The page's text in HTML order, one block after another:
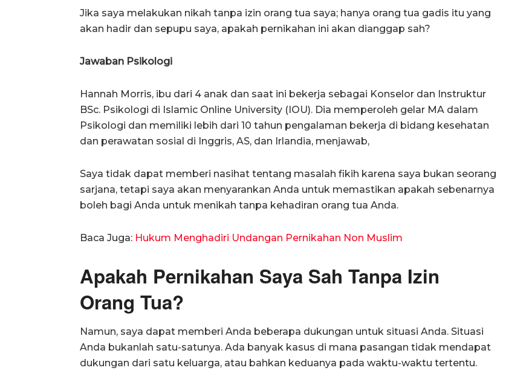
Jika saya melakukan nikah tanpa izin orang tua saya; hanya orang tua gadis itu yang
akan hadir dan sepupu saya, apakah pernikahan ini akan dianggap sah?
Jawaban Psikologi
Hannah Morris, ibu dari 4 anak dan saat ini bekerja sebagai Konselor dan Instruktur
BSc. Psikologi di Islamic Online University (IOU). Dia memperoleh gelar MA dalam
Psikologi dan memiliki lebih dari 10 tahun pengalaman bekerja di bidang kesehatan
dan perawatan sosial di Inggris, AS, dan Irlandia, menjawab,
Saya tidak dapat memberi nasihat tentang masalah fikih karena saya bukan seorang
sarjana, tetapi saya akan menyarankan Anda untuk memastikan apakah sebenarnya
boleh bagi Anda untuk menikah tanpa kehadiran orang tua Anda.
Baca Juga: Hukum Menghadiri Undangan Pernikahan Non Muslim
Apakah Pernikahan Saya Sah Tanpa Izin
Orang Tua?
Namun, saya dapat memberi Anda beberapa dukungan untuk situasi Anda. Situasi
Anda bukanlah satu-satunya. Ada banyak kasus di mana pasangan tidak mendapat
dukungan dari satu keluarga, atau bahkan keduanya pada waktu-waktu tertentu.